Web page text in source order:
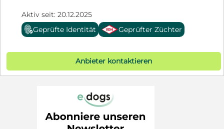
Aktiv seit: 20.12.2025
Geprüfte Identität
Geprüfter Züchter
Anbieter kontaktieren